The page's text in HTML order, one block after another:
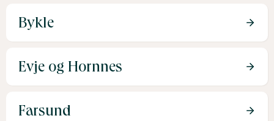
Bykle
Evje og Hornnes
Farsund